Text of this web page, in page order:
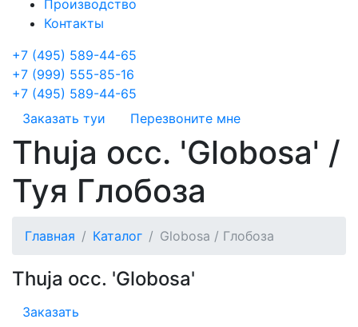
Производство
Контакты
+7 (495) 589-44-65
+7 (999) 555-85-16
+7 (495) 589-44-65
Заказать туи
Перезвоните мне
Thuja occ. 'Globosa' /
Туя Глобоза
Главная Каталог Globosa / Глобоза
Thuja occ. 'Globosa'
Заказать